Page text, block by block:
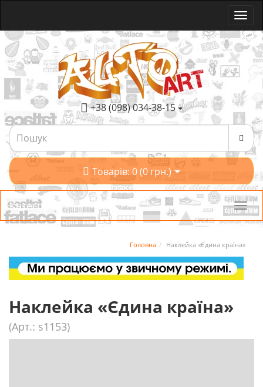
+38 (098) 034-38-15
Товарів: 0 (0 грн.)
Категорії
Головна Наклейка «Єдина країна»
Наклейка «Єдина країна»
(Арт.: s1153)